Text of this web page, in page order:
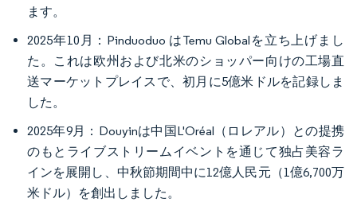
ます。
2025年10月：Pinduoduo はTemu Globalを立ち上げまし
た。これは欧州および北米のショッパー向けの工場直
送マーケットプレイスで、初月に5億米ドルを記録しま
した。
2025年9月：Douyinは中国L'Oréal（ロレアル）との提携
のもとライブストリームイベントを通じて独占美容ラ
インを展開し、中秋節期間中に12億人民元（1億6,700万
米ドル）を創出しました。